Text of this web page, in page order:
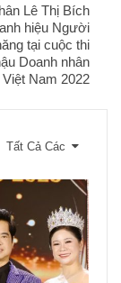
Lê Thị Bích
hiệu Người
tại cuộc thi
Doanh nhân
Nam 2022
Tất Cả Các